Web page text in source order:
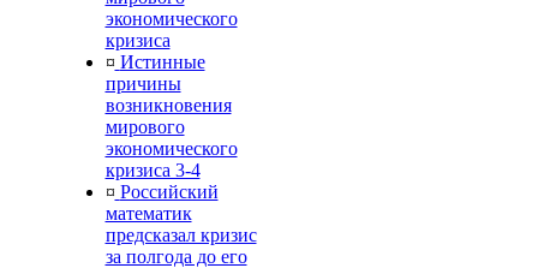
экономического
кризиса
¤ Истинные
причины
возникновения
мирового
экономического
кризиса 3-4
¤ Российский
математик
предсказал кризис
за полгода до его